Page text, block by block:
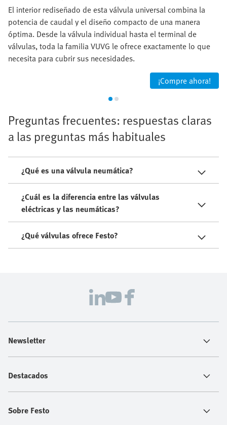
El interior rediseñado de esta válvula universal combina la
potencia de caudal y el diseño compacto de una manera
óptima. Desde la válvula individual hasta el terminal de
válvulas, toda la familia VUVG le ofrece exactamente lo que
necesita para cubrir sus necesidades.
¡Compre ahora!
Preguntas frecuentes: respuestas claras
a las preguntas más habituales
¿Qué es una válvula neumática?
¿Cuál es la diferencia entre las válvulas
eléctricas y las neumáticas?
¿Qué válvulas ofrece Festo?
Newsletter
Destacados
Sobre Festo